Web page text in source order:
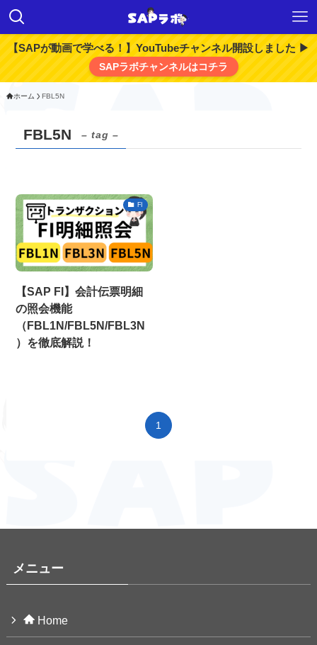
【SAPが動画で学べる！】YouTubeチャンネル開設しました ▶
SAPラボチャンネルはコチラ
ホーム FBL5N
FBL5N – tag –
FI
【SAP FI】会計伝票明細
の照会機能
（FBL1N/FBL5N/FBL3N
）を徹底解説！
1
メニュー
Home